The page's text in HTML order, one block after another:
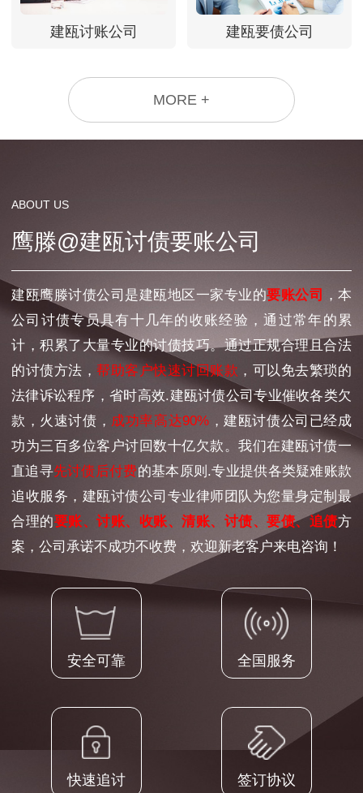
建瓯讨账公司 建瓯要债公司
MORE +
ABOUT US
鹰滕@建瓯讨债要账公司
建瓯鹰滕讨债公司是建瓯地区一家专业的要账公司
，本
公司讨债专员具有十几年的收账经验，通过常年的累
计，积累了大量专业的讨债技巧。通过正规合理且合法
的讨债方法，帮助客户快速讨回账款 ，可以免去繁琐的
法律诉讼程序，省时高效.建瓯讨债公司专业催收各类欠
款，火速讨债， 成功率高达90% ，建瓯讨债公司已经成
功为三百多位客户讨回数十亿欠款。我们在建瓯讨债一
直追寻先讨债后付费的基本原则.专业提供各类疑难账款
追收服务，建瓯讨债公司专业律师团队为您量身定制最
合理的要账、讨账、收账、清账、讨债、要债、追债方
案，公司承诺不成功不收费，欢迎新老客户来电咨询！
安全可靠 全国服务
快速追讨 签订协议